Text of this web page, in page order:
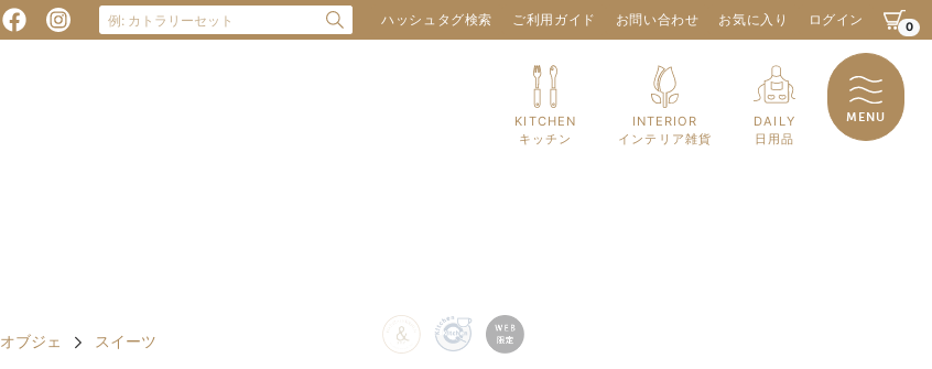
ハッシュタグ検索 ご利用ガイド お問い合わせ お気に入り ログイン 0
KITCHEN
キッチン
INTERIOR
インテリア雑貨
DAILY
日用品
MENU
オブジェ スイーツ